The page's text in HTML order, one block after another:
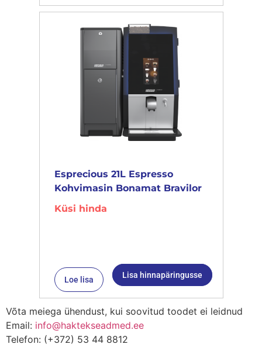
Esprecious 21L Espresso
Kohvimasin Bonamat Bravilor
Küsi hinda
Loe lisa Lisa hinnapäringusse
Võta meiega ühendust, kui soovitud toodet ei leidnud
Email: info@haktekseadmed.ee
Telefon: (+372) 53 44 8812